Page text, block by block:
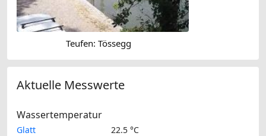
Teufen: Tössegg
Aktuelle Messwerte
Wassertemperatur
Glatt 22.5 °C